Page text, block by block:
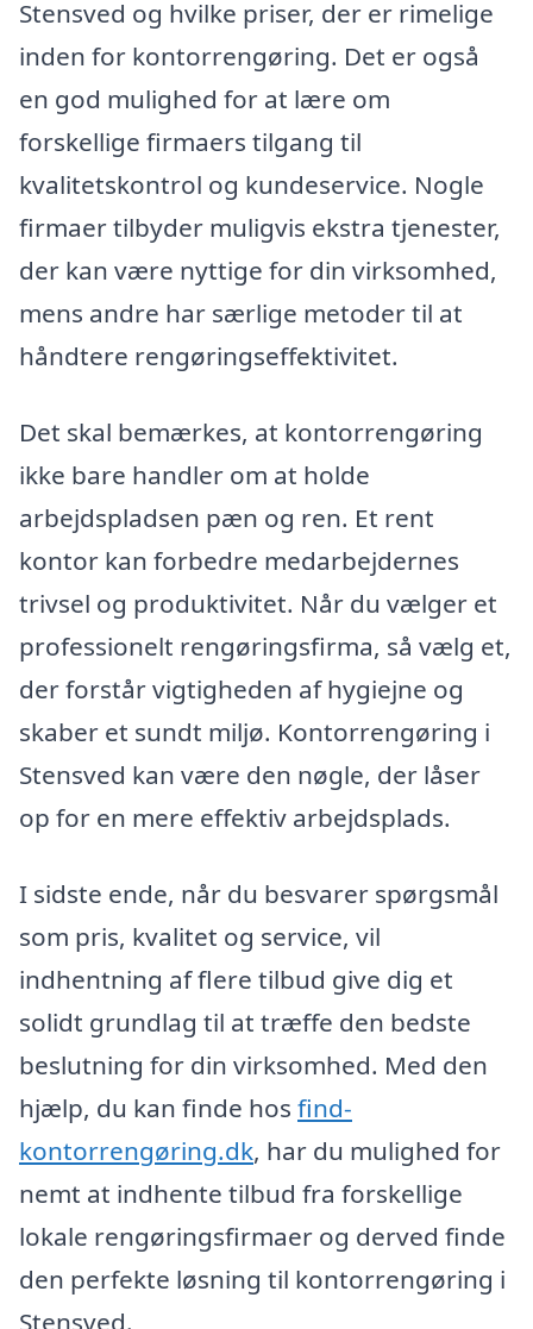
Stensved og hvilke priser, der er rimelige
inden for kontorrengøring. Det er også
en god mulighed for at lære om
forskellige firmaers tilgang til
kvalitetskontrol og kundeservice. Nogle
firmaer tilbyder muligvis ekstra tjenester,
der kan være nyttige for din virksomhed,
mens andre har særlige metoder til at
håndtere rengøringseffektivitet.
Det skal bemærkes, at kontorrengøring
ikke bare handler om at holde
arbejdspladsen pæn og ren. Et rent
kontor kan forbedre medarbejdernes
trivsel og produktivitet. Når du vælger et
professionelt rengøringsfirma, så vælg et,
der forstår vigtigheden af hygiejne og
skaber et sundt miljø. Kontorrengøring i
Stensved kan være den nøgle, der låser
op for en mere effektiv arbejdsplads.
I sidste ende, når du besvarer spørgsmål
som pris, kvalitet og service, vil
indhentning af flere tilbud give dig et
solidt grundlag til at træffe den bedste
beslutning for din virksomhed. Med den
hjælp, du kan finde hos find-
kontorrengøring.dk, har du mulighed for
nemt at indhente tilbud fra forskellige
lokale rengøringsfirmaer og derved finde
den perfekte løsning til kontorrengøring i
Stensved.